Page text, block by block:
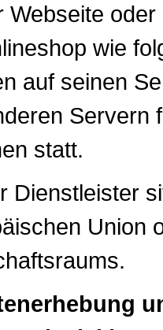
Webseite
wie
auf seinen
Servern
statt.
Dienstleister
Union